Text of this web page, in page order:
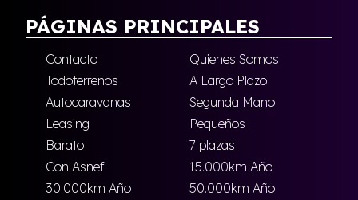
PÁGINAS PRINCIPALES
Contacto
Quienes Somos
Todoterrenos
A Largo Plazo
Autocaravanas
Segunda Mano
Leasing
Pequeños
Barato
7 plazas
Con Asnef
15.000km Año
30.000km Año
50.000km Año